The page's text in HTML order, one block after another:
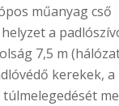
műanyag cső
a
7,5 m
kerekek,